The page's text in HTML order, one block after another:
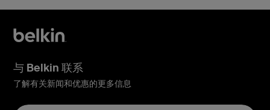
与 Belkin 联系
了解有关新闻和优惠的更多信息